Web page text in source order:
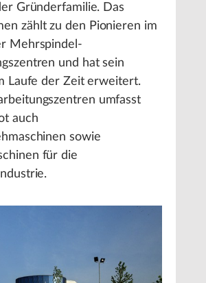
Gründerfamilie. Das
zählt zu den Pionieren im
Mehrspindel-
und hat sein
Laufe der Zeit erweitert.
umfasst
auch
sowie
für die